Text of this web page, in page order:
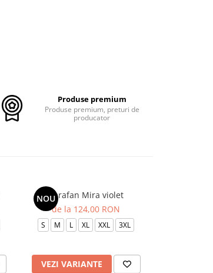
Produse premium
Produse premium, preturi de
producator
NOUSarafan Mira violet
de la 124,00 RON
S M L XL XXL 3XL
VEZI VARIANTE